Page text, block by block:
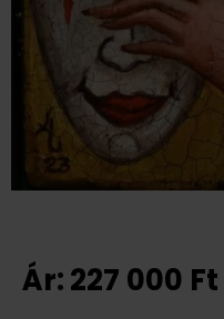
Ár:227 000 Ft